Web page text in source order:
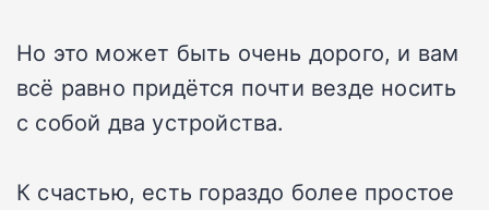
Но это может быть очень дорого, и вам
всё равно придётся почти везде носить
с собой два устройства.
К счастью, есть гораздо более простое